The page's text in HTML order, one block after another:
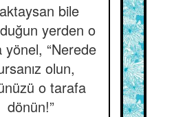
bile
yerden o
yönel, “Nerede
olun,
o tarafa
dönün!”